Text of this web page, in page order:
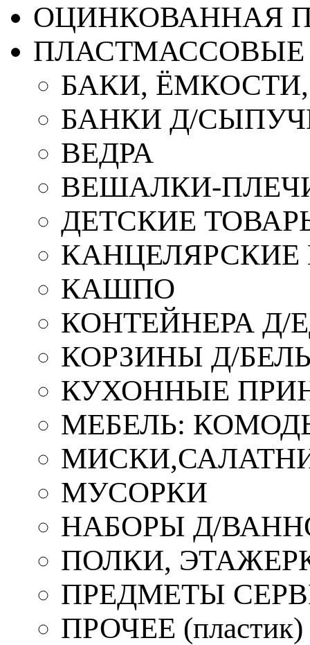
ОЦИНКОВАННАЯ
ПЛАСТМАССОВЫЕ
БАКИ,
БАНКИ Д/
ВЕДРА
ВЕШАЛКИ-
ДЕТСКИЕ
КАШПО
КОНТЕЙНЕРА Д/
КОРЗИНЫ Д/
КУХОННЫЕ
МЕБЕЛЬ:
МУСОРКИ
НАБОРЫ Д/
ПОЛКИ,
ПРЕДМЕТЫ
ПРОЧЕЕ (пластик)